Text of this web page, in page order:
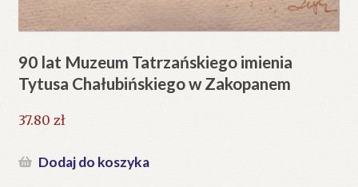
90 lat Muzeum Tatrzańskiego imienia
Tytusa Chałubińskiego w Zakopanem
37.80 zł
Dodaj do koszyka